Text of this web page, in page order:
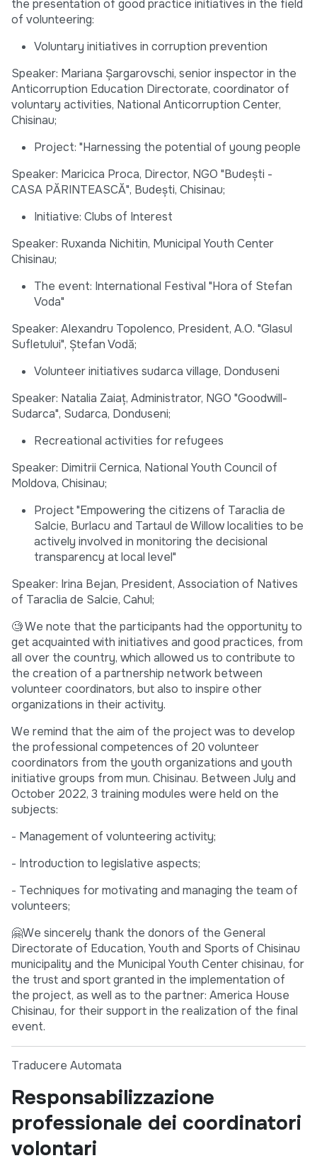
the presentation of good practice initiatives in the field
of volunteering:
Voluntary initiatives in corruption prevention
Speaker: Mariana Șargarovschi, senior inspector in the
Anticorruption Education Directorate, coordinator of
voluntary activities, National Anticorruption Center,
Chisinau;
Project: "Harnessing the potential of young people
Speaker: Maricica Proca, Director, NGO "Budeşti -
CASA PĂRINTEASCĂ", Budeşti, Chisinau;
Initiative: Clubs of Interest
Speaker: Ruxanda Nichitin, Municipal Youth Center
Chisinau;
The event: International Festival "Hora of Stefan
Voda"
Speaker: Alexandru Topolenco, President, A.O. "Glasul
Sufletului", Ştefan Vodă;
Volunteer initiatives sudarca village, Donduseni
Speaker: Natalia Zaiaț, Administrator, NGO "Goodwill-
Sudarca", Sudarca, Donduseni;
Recreational activities for refugees
Speaker: Dimitrii Cernica, National Youth Council of
Moldova, Chisinau;
Project "Empowering the citizens of Taraclia de
Salcie, Burlacu and Tartaul de Willow localities to be
actively involved in monitoring the decisional
transparency at local level"
Speaker: Irina Bejan, President, Association of Natives
of Taraclia de Salcie, Cahul;
🧐 We note that the participants had the opportunity to
get acquainted with initiatives and good practices, from
all over the country, which allowed us to contribute to
the creation of a partnership network between
volunteer coordinators, but also to inspire other
organizations in their activity.
We remind that the aim of the project was to develop
the professional competences of 20 volunteer
coordinators from the youth organizations and youth
initiative groups from mun. Chisinau. Between July and
October 2022, 3 training modules were held on the
subjects:
- Management of volunteering activity;
- Introduction to legislative aspects;
- Techniques for motivating and managing the team of
volunteers;
🤗We sincerely thank the donors of the General
Directorate of Education, Youth and Sports of Chisinau
municipality and the Municipal Youth Center chisinau, for
the trust and sport granted in the implementation of
the project, as well as to the partner: America House
Chisinau, for their support in the realization of the final
event.
Traducere Automata
Responsabilizzazione
professionale dei coordinatori
volontari